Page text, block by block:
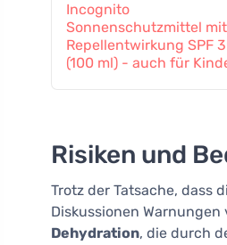
Incognito
Sonnenschutzmittel mit
Repellentwirkung SPF
(100 ml) - auch für
Risiken und
Trotz der Tatsache, dass
Diskussionen
Dehydration, die durch